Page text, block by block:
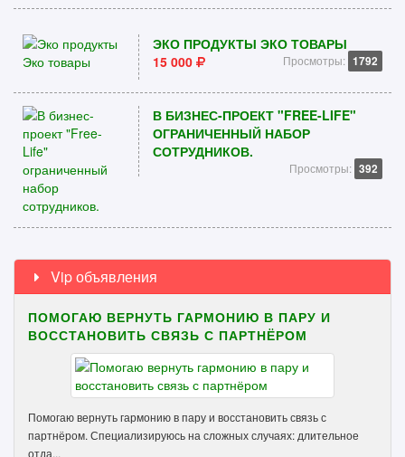
ЭКО ПРОДУКТЫ ЭКО ТОВАРЫ
15 000
Просмотры: 1792
В БИЗНЕС-ПРОЕКТ "FREE-LIFE"
ОГРАНИЧЕННЫЙ НАБОР
СОТРУДНИКОВ.
Просмотры: 392
Vip объявления
ПОМОГАЮ ВЕРНУТЬ ГАРМОНИЮ В ПАРУ И
ВОССТАНОВИТЬ СВЯЗЬ С ПАРТНЁРОМ
Помогаю вернуть гармонию в пару и восстановить связь с
партнёром. Специализируюсь на сложных случаях: длительное
отда...